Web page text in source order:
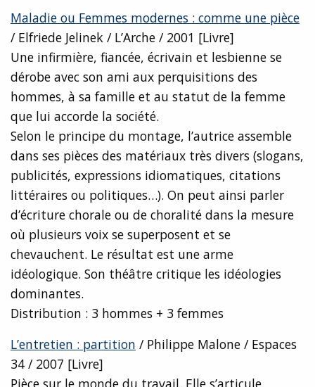
Maladie ou Femmes modernes : comme une pièce
/ Elfriede Jelinek / L’Arche / 2001 [Livre]
Une infirmière, fiancée, écrivain et lesbienne se
dérobe avec son ami aux perquisitions des
hommes, à sa famille et au statut de la femme
que lui accorde la société.
Selon le principe du montage, l’autrice assemble
dans ses pièces des matériaux très divers (slogans,
publicités, expressions idiomatiques, citations
littéraires ou politiques…). On peut ainsi parler
d’écriture chorale ou de choralité dans la mesure
où plusieurs voix se superposent et se
chevauchent. Le résultat est une arme
idéologique. Son théâtre critique les idéologies
dominantes.
Distribution : 3 hommes + 3 femmes
L’entretien : partition / Philippe Malone / Espaces
34 / 2007 [Livre]